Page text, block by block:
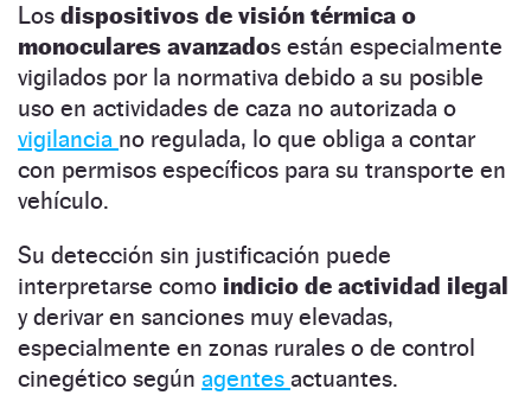
Los dispositivos de visión térmica o
monoculares avanzados están especialmente
vigilados por la normativa debido a su posible
uso en actividades de caza no autorizada o
vigilancia no regulada, lo que obliga a contar
con permisos específicos para su transporte en
vehículo.
Su detección sin justificación puede
interpretarse como indicio de actividad ilegal
y derivar en sanciones muy elevadas,
especialmente en zonas rurales o de control
cinegético según agentes actuantes.